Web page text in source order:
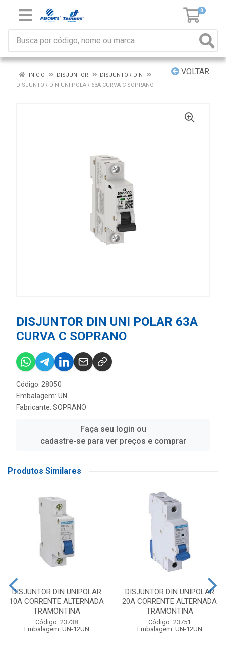
0
VOLTAR
INÍCIO DISJUNTOR
DISJUNTOR DIN
DISJUNTOR DIN UNI POLAR 63A CURVA C SOPRANO
DISJUNTOR DIN UNI POLAR 63A
CURVA C SOPRANO
Código: 28050
Embalagem: UN
Fabricante: SOPRANO
Faça seu login ou
cadastre-se para ver preços e comprar
Produtos Similares
DISJUNTOR DIN UNIPOLAR
10A CORRENTE ALTERNADA
TRAMONTINA
Código: 23738
Embalagem: UN-12UN
DISJUNTOR DIN UNIPOLAR
20A CORRENTE ALTERNADA
TRAMONTINA
Código: 23751
Embalagem: UN-12UN